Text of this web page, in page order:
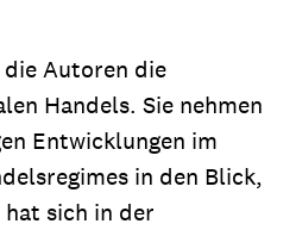
die Autoren die
Handels. Sie nehmen
Entwicklungen im
in den Blick,
sich in der